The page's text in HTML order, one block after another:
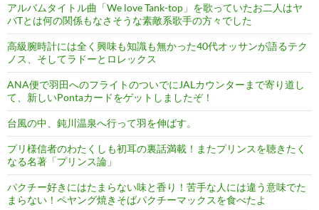
アルバムタイトル曲「We love Tank-top」を歌っていたお二人はヤ
バTとは何の関係もなさそうな素敵系歌手の方々でした
高級腕時計には全く興味も知識も無かった40代オッサンが語るテク
ノス、そしてラドーとロレックス
ANA便で羽田へのフライトのついでにJALカウンターまで寄り道し
て、新しいPontaカードをゲットしましたぞ！
台風の中、鈍川温泉へ行って羽を伸ばす。
プリ様信者のわたくしも初耳の裏話満載！またプリンスを聴きたく
なる名著「プリンス論」
パクチー好きにはたまらない味と香り！苦手な人には違う意味でた
まらない！ペヤング焼きそばパクチーマックスを食べたよ